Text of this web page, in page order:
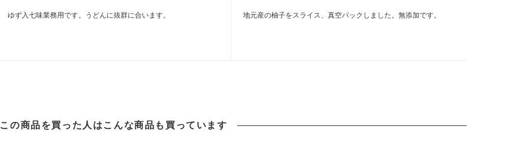
ゆず入七味業務用です。うどんに抜群に合います。 地元産の柚子をスライス、真空パックしました。無添加です。
この商品を買った人は こんな商品も買っています